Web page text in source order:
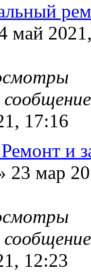
май
17:16
и
23 мар
12:23